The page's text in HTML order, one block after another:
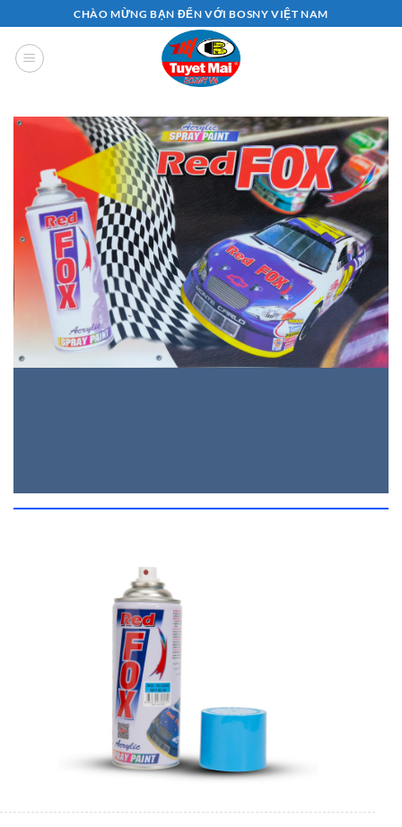
qua
nội
dung
CHÀO MỪNG BẠN ĐẾN VỚI BOSNY VIỆT NAM